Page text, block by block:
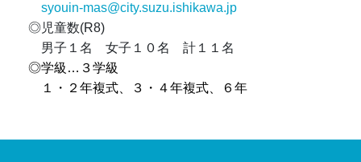
syouin-mas@city.suzu.ishikawa.jp
◎児童数(R8)
男子１名 女子１０名 計１１名
◎学級…３学級
１・２年複式、３・４年複式、６年